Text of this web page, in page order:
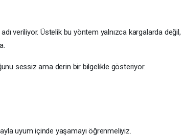
veriliyor. Üstelik bu yöntem yalnızca kargalarda değil,
sessiz ama derin bir bilgelikle gösteriyor.
uyum içinde yaşamayı öğrenmeliyiz.